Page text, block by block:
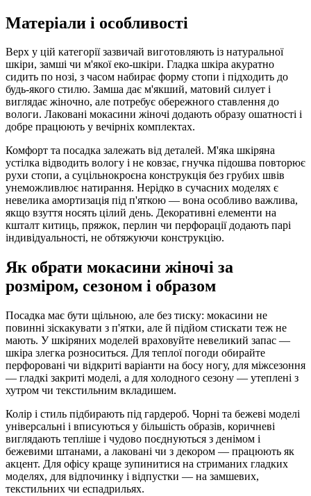
Матеріали і особливості
Верх у цій категорії зазвичай виготовляють із натуральної
шкіри, замші чи м'якої еко-шкіри. Гладка шкіра акуратно
сидить по нозі, з часом набирає форму стопи і підходить до
будь-якого стилю. Замша дає м'якший, матовий силует і
виглядає жіночно, але потребує обережного ставлення до
вологи. Лаковані мокасини жіночі додають образу ошатності і
добре працюють у вечірніх комплектах.
Комфорт та посадка залежать від деталей. М'яка шкіряна
устілка відводить вологу і не ковзає, гнучка підошва повторює
рухи стопи, а суцільнокроєна конструкція без грубих швів
унеможливлює натирання. Нерідко в сучасних моделях є
невелика амортизація під п'яткою — вона особливо важлива,
якщо взуття носять цілий день. Декоративні елементи на
кшталт китиць, пряжок, перлин чи перфорації додають парі
індивідуальності, не обтяжуючи конструкцію.
Як обрати мокасини жіночі за
розміром, сезоном і образом
Посадка має бути щільною, але без тиску: мокасини не
повинні зіскакувати з п'ятки, але й підйом стискати теж не
мають. У шкіряних моделей враховуйте невеликий запас —
шкіра злегка розноситься. Для теплої погоди обирайте
перфоровані чи відкриті варіанти на босу ногу, для міжсезоння
— гладкі закриті моделі, а для холодного сезону — утеплені з
хутром чи текстильним вкладишем.
Колір і стиль підбирають під гардероб. Чорні та бежеві моделі
універсальні і вписуються у більшість образів, коричневі
виглядають тепліше і чудово поєднуються з денімом і
бежевими штанами, а лаковані чи з декором — працюють як
акцент. Для офісу краще зупинитися на стриманих гладких
моделях, для відпочинку і відпустки — на замшевих,
текстильних чи еспадрильях.